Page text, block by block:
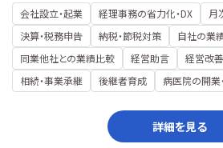
会社設立・起業 経理事務の省力化・DX 月
決算・税務申告
納税・節税対策 自社の業
同業他社との業績比較
経営助言
経営改
相続・事業承継
後継者育成 病医院の開業
詳細を見る